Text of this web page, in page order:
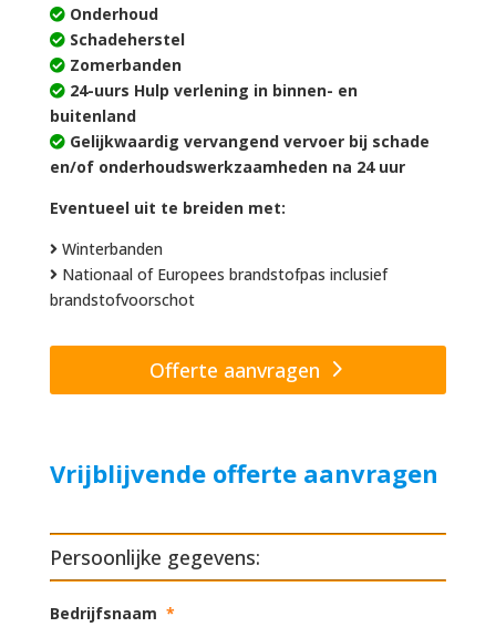
Onderhoud
Schadeherstel
Zomerbanden
24-uurs Hulp verlening in binnen- en
buitenland
Gelijkwaardig vervangend vervoer bij schade
en/of onderhoudswerkzaamheden na 24 uur
Eventueel uit te breiden met:
Winterbanden
Nationaal of Europees brandstofpas inclusief
brandstofvoorschot
Offerte aanvragen
Vrijblijvende offerte aanvragen
Persoonlijke gegevens:
Bedrijfsnaam *